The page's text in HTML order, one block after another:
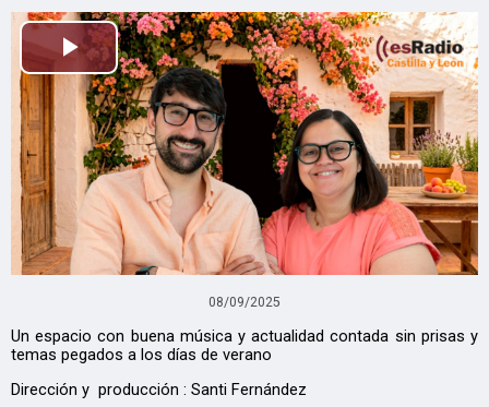
Reproducir
08/09/2025
Un espacio con buena música y actualidad contada sin prisas y
temas pegados a los días de verano
Dirección y producción : Santi Fernández